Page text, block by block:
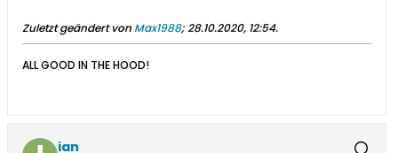
Zuletzt geändert von Max1988;28.10.2020, 12:54.
ALL GOOD IN THE HOOD!
ian